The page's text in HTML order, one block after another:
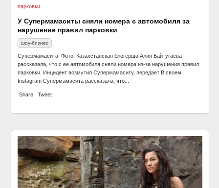
У Супермамаситы сняли номера с автомобиля за
нарушение правил парковки
шоу-бизнес
Супермамасита. Фото: Казахстанская блогерша Алия Байтугаева
рассказала, что с ее автомобиля сняли номера из-за нарушения правил
парковки. Инцидент возмутил Супермамаситу, передает В своем
Instagram Супермамасита рассказала, что...
Share Tweet